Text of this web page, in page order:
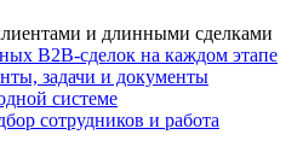
и длинными сделками
B2B-сделок на каждом этапе
задачи и документы
системе
сотрудников и работа